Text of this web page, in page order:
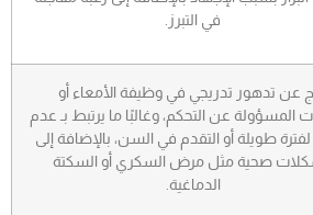
في التبرز.
عن تدهور تدريجي في وظيفة الأمعاء أو
المسؤولة عن التحكم، وغالبًا ما يرتبط بـ عدم
لفترة طويلة أو التقدم في السن، بالإضافة إلى
صحية مثل مرض السكري أو السكتة
الدماغية.